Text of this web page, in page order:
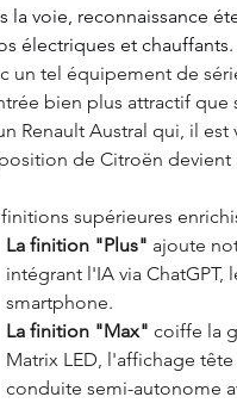
la voie, reconnaissance
électriques et chauffants.
un tel équipement de
bien plus attractif que
Renault Austral qui, il est
de Citroën
finitions supérieures
La finition "Plus" ajoute
intégrant l'IA via
smartphone.
La finition "Max" coiffe la
Matrix LED, l'affichage
conduite semi-autonome